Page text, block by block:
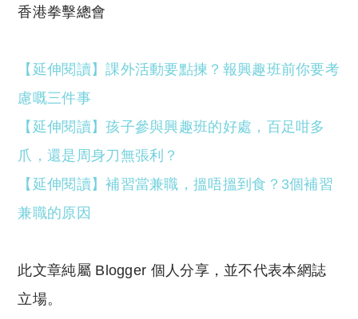
香港拳擊總會
【延伸閱讀】課外活動要點揀？報興趣班前你要考
慮嘅三件事
【延伸閱讀】孩子參與興趣班的好處，百足咁多
爪，還是周身刀無張利？
【延伸閱讀】補習當兼職，搵唔搵到食？3個補習
兼職的原因
此文章純屬 Blogger 個人分享，並不代表本網誌
立場。